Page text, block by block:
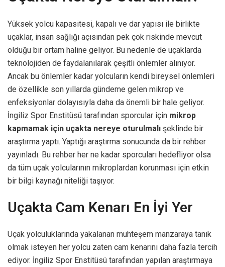
Yüksek yolcu kapasitesi, kapalı ve dar yapısı ile birlikte
uçaklar, insan sağlığı açısından pek çok riskinde mevcut
olduğu bir ortam haline geliyor. Bu nedenle de uçaklarda
teknolojiden de faydalanılarak çeşitli önlemler alınıyor.
Ancak bu önlemler kadar yolcuların kendi bireysel önlemleri
de özellikle son yıllarda gündeme gelen mikrop ve
enfeksiyonlar dolayısıyla daha da önemli bir hale geliyor.
İngiliz Spor Enstitüsü tarafından sporcular için mikrop
kapmamak için uçakta nereye oturulmalı şeklinde bir
araştırma yaptı. Yaptığı araştırma sonucunda da bir rehber
yayınladı. Bu rehber her ne kadar sporcuları hedefliyor olsa
da tüm uçak yolcularının mikroplardan korunması için etkin
bir bilgi kaynağı niteliği taşıyor.
Uçakta Cam Kenarı En İyi Yer
Uçak yolculuklarında yakalanan muhteşem manzaraya tanık
olmak isteyen her yolcu zaten cam kenarını daha fazla tercih
ediyor. İngiliz Spor Enstitüsü tarafından yapılan araştırmaya